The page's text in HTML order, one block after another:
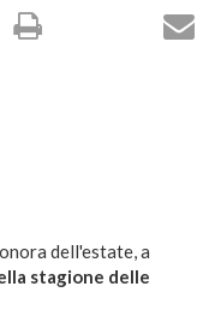
dell'estate, a
stagione delle